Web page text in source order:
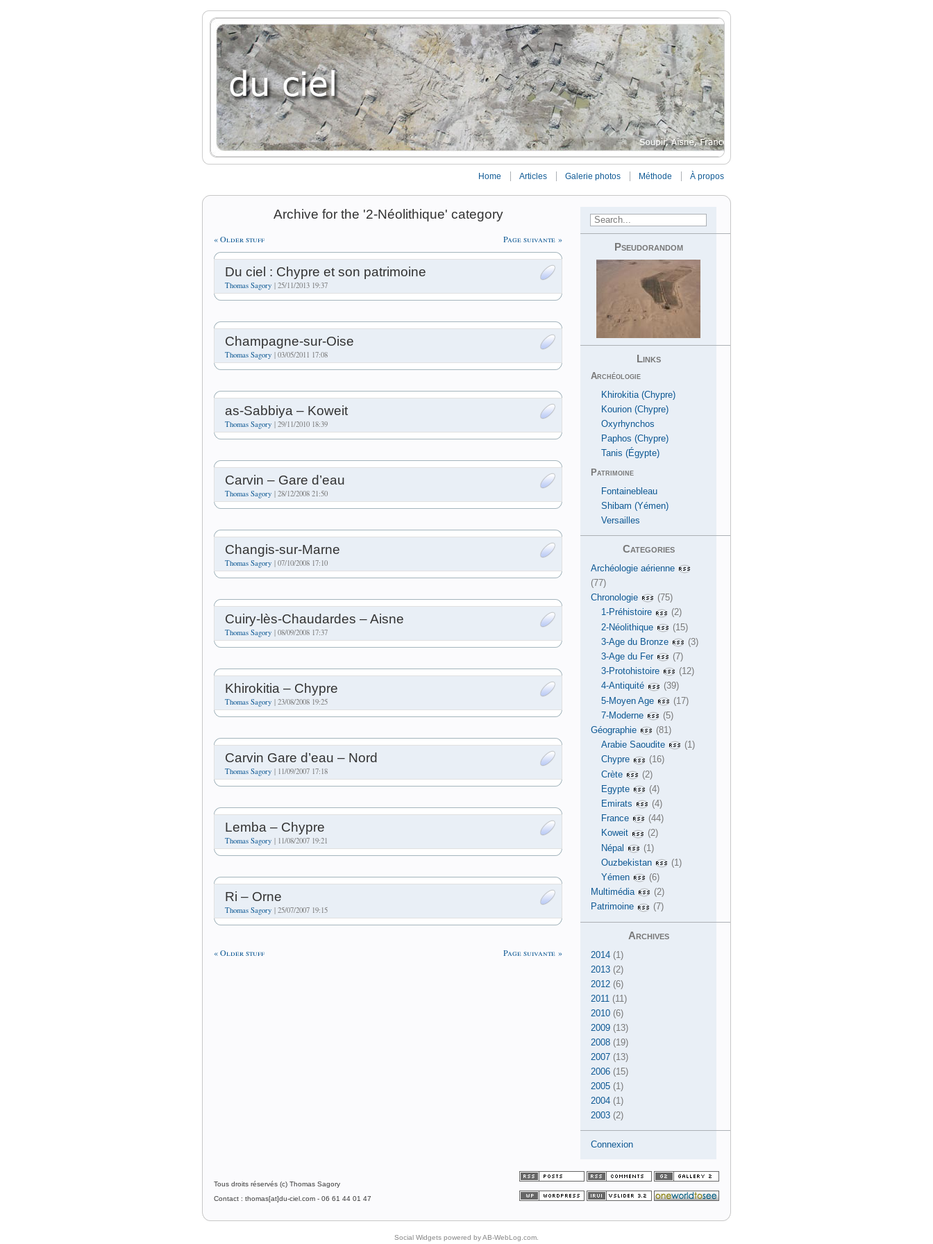
Home Articles Galerie photos Méthode À propos
Archive for the '2-Néolithique' category
« Older stuff Page suivante »
Du ciel : Chypre et son patrimoine
Thomas Sagory | 25/11/2013 19:37
Champagne-sur-Oise
Thomas Sagory | 03/05/2011 17:08
as-Sabbiya – Koweit
Thomas Sagory | 29/11/2010 18:39
Carvin – Gare d’eau
Thomas Sagory | 28/12/2008 21:50
Changis-sur-Marne
Thomas Sagory | 07/10/2008 17:10
Cuiry-lès-Chaudardes – Aisne
Thomas Sagory | 08/09/2008 17:37
Khirokitia – Chypre
Thomas Sagory | 23/08/2008 19:25
Carvin Gare d’eau – Nord
Thomas Sagory | 11/09/2007 17:18
Lemba – Chypre
Thomas Sagory | 11/08/2007 19:21
Ri – Orne
Thomas Sagory | 25/07/2007 19:15
« Older stuff Page suivante »
Pseudorandom
Links
Archéologie
Khirokitia (Chypre)
Kourion (Chypre)
Oxyrhynchos
Paphos (Chypre)
Tanis (Égypte)
Patrimoine
Fontainebleau
Shibam (Yémen)
Versailles
Categories
Archéologie aérienne
(77)
Chronologie
(75)
1-Préhistoire
(2)
2-Néolithique
(15)
3-Age du Bronze
(3)
3-Age du Fer
(7)
3-Protohistoire
(12)
4-Antiquité
(39)
5-Moyen Age
(17)
7-Moderne
(5)
Géographie
(81)
Arabie Saoudite
(1)
Chypre
(16)
Crète
(2)
Egypte
(4)
Emirats
(4)
France
(44)
Koweit
(2)
Népal
(1)
Ouzbekistan
(1)
Yémen
(6)
Multimédia
(2)
Patrimoine
(7)
Archives
2014 (1)
2013 (2)
2012 (6)
2011 (11)
2010 (6)
2009 (13)
2008 (19)
2007 (13)
2006 (15)
2005 (1)
2004 (1)
2003 (2)
Connexion
Tous droits réservés (c) Thomas Sagory
Contact : thomas[at]du-ciel.com - 06 61 44 01 47
Social Widgets powered byAB-WebLog.com